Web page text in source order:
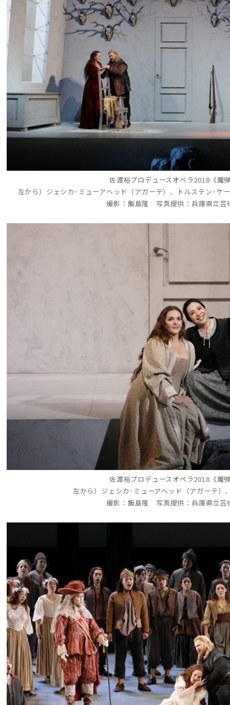
佐渡裕プロデュースオペラ2018《魔
左から）ジェシカ･ミューアヘッド（アガーテ）、トルステン･ケ
撮影：飯島隆 写真提供：兵庫県立芸
佐渡裕プロデュースオペラ2018《魔
左から）ジェシカ･ミューアヘッド（アガーテ）
撮影：飯島隆 写真提供：兵庫県立芸